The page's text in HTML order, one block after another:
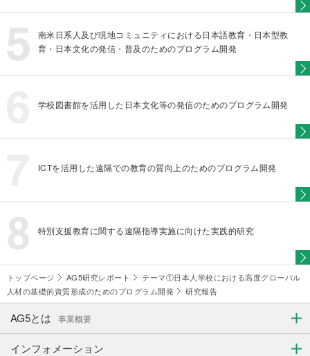
南米日系人及び現地コミュニティにおける日本語教育・日本型教
育・日本文化の発信・普及のためのプログラム開発
学校図書館を活用した日本文化等の発信のためのプログラム開発
ICTを活用した遠隔での教育の質向上のためのプログラム開発
特別支援教育に関する遠隔指導実施に向けた実践的研究
トップページ AG5研究レポート
テーマ①日本人学校における高度グローバル
人材の基礎的資質形成のためのプログラム開発
研究報告
AG5とは 事業概要
インフォメーション